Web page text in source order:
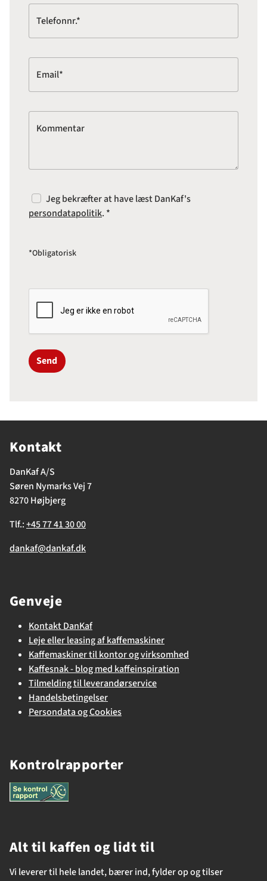
Telefonnr.*
Email*
Kommentar
Jeg bekræfter at have læst DanKaf's
persondatapolitik. *
*Obligatorisk
Send
Kontakt
DanKaf A/S
Søren Nymarks Vej 7
8270 Højbjerg
Tlf.:+45 77 41 30 00
dankaf@dankaf.dk
Genveje
Kontakt DanKaf
Leje eller leasing af kaffemaskiner
Kaffemaskiner til kontor og virksomhed
Kaffesnak - blog med kaffeinspiration
Tilmelding til leverandørservice
Handelsbetingelser
Persondata og Cookies
Kontrolrapporter
Alt til kaffen og lidt til
Vi leverer til hele landet, bærer ind, fylder op og tilser